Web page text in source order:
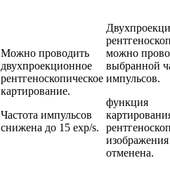
Можно проводить
двухпроекционное
рентгеноскопическое
картирование.
Частота импульсов
снижена до 15 exp/s.
можно
выбранной
импульсов.
функция
изображения
отменена.